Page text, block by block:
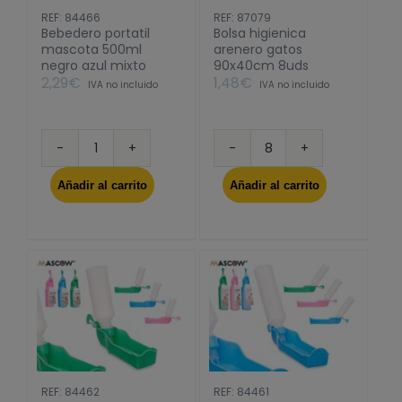
REF: 84466
Bebedero portatil
mascota 500ml
negro azul mixto
2,29€ IVA no incluido
Bebedero
portatil
mascota
cantidad
Añadir al carrito
REF: 87079
Bolsa higienica
arenero gatos
90x40cm 8uds
1,48€ IVA no incluido
Bolsa
higienica
arenero
Añadir al carrito
REF: 84462 REF: 84461